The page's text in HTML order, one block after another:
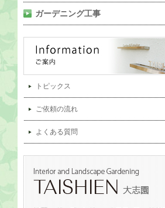
ガーデニング工事
トピックス
ご依頼の流れ
よくある質問